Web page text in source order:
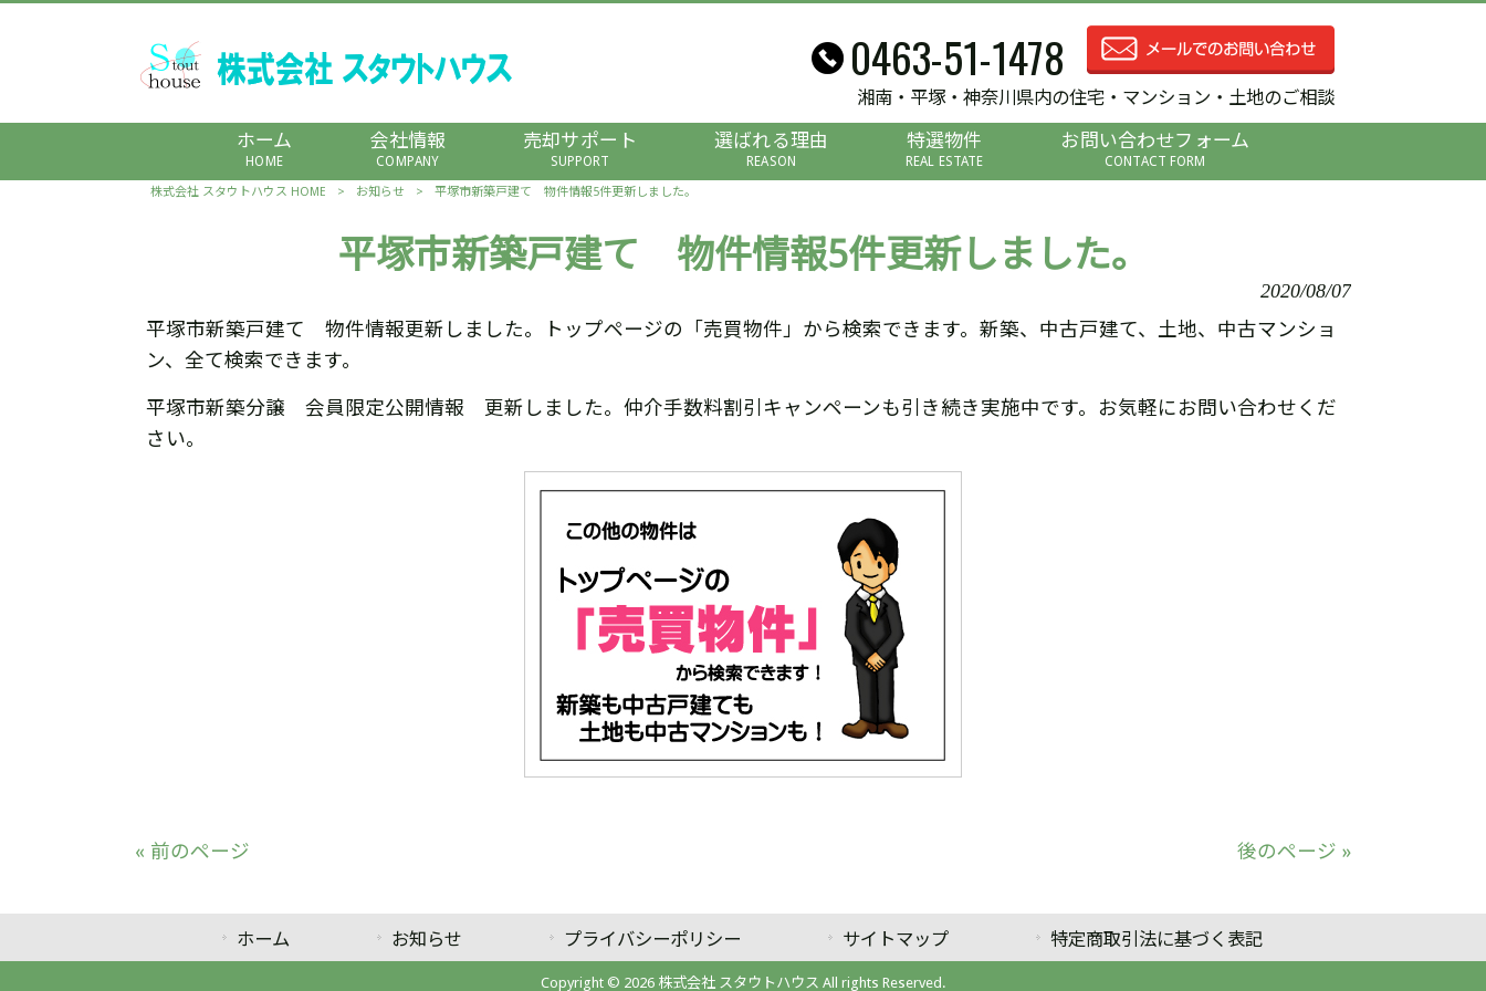
0463-51-1478
湘南・平塚・神奈川県内の住宅・マンション・土地のご相談
ホーム
HOME
会社情報
COMPANY
売却サポート
SUPPORT
選ばれる理由
REASON
特選物件
REAL ESTATE
お問い合わせフォーム
CONTACT FORM
株式会社 スタウトハウス HOME > お知らせ > 平塚市新築戸建て 物件情報5件更新しました。
平塚市新築戸建て 物件情報5件更新しました。
2020/08/07
平塚市新築戸建て 物件情報更新しました。トップページの「売買物件」から検索できます。新築、中古戸建て、土地、中古マンショ
ン、全て検索できます。
平塚市新築分譲 会員限定公開情報 更新しました。仲介手数料割引キャンペーンも引き続き実施中です。お気軽にお問い合わせくだ
さい。
« 前のページ 後のページ »
ホーム お知らせ プライバシーポリシー サイトマップ 特定商取引法に基づく表記
Copyright © 2026 株式会社 スタウトハウス All rights Reserved.